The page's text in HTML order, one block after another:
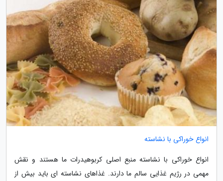
انواع خوراکی با نشاسته
انواع خوراکی با نشاسته منبع اصلی کربوهیدرات ما هستند و نقش
مهمی در رژیم غذایی سالم ما دارند. غذاهای نشاسته ای باید بیش از